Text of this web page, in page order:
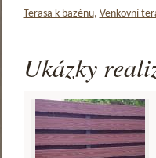
Terasa k bazénu, Venkovní
Ukázky